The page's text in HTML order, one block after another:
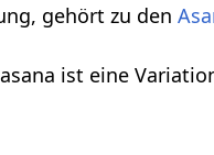
gehört zu den
ist eine